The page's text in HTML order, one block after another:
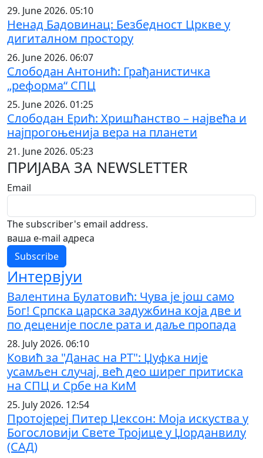
29. June 2026. 05:10
Ненад Бадовинац: Безбедност Цркве у
дигиталном простору
26. June 2026. 06:07
Слободан Антонић: Грађанистичка
„реформа“ СПЦ
25. June 2026. 01:25
Слободан Ерић: Хришћанство – највећа и
најпрогоњенија вера на планети
21. June 2026. 05:23
ПРИЈАВА ЗА NEWSLETTER
Email
The subscriber's email address.
ваша е-mail адреса
Интервјуи
Валентина Булатовић: Чува је још само
Бог! Српска царска задужбина која две и
по деценије после рата и даље пропада
28. July 2026. 06:10
Ковић за "Данас на РТ": Џуфка није
усамљен случај, већ део ширег притиска
на СПЦ и Србе на КиМ
25. July 2026. 12:54
Протојереј Питер Џексон: Моја искуства у
Богословији Свете Тројице у Џорданвилу
(САД)